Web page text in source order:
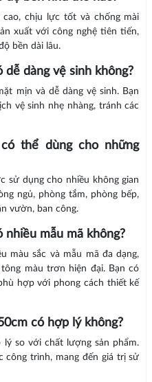
cao, chịu lực tốt và chống mài
xuất với công nghệ tiên tiến,
bền dài lâu.
dễ dàng vệ sinh không?
mịn và dễ dàng vệ sinh. Bạn
vệ sinh nhẹ nhàng, tránh các
thể dùng cho những
sử dụng cho nhiều không gian
ngủ, phòng tắm, phòng bếp,
vườn, ban công.
nhiều mẫu mã không?
màu sắc và mẫu mã đa dạng,
màu trơn hiện đại. Bạn có
hợp với phong cách thiết kế
có hợp lý không?
lý so với chất lượng sản phẩm.
trình, mang đến giá trị sử